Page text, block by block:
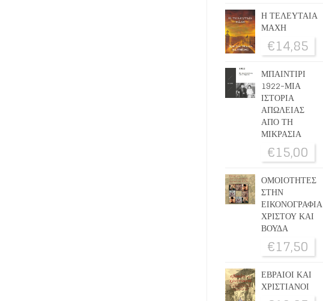
Η ΤΕΛΕΥΤΑΙΑ
ΜΑΧΗ
€14,85
ΜΠΑΙΝΤΙΡΙ
1922-ΜΙΑ
ΙΣΤΟΡΙΑ
ΑΠΩΛΕΙΑΣ
ΑΠΟ ΤΗ
ΜΙΚΡΑΣΙΑ
€15,00
ΟΜΟΙΟΤΗΤΕΣ
ΣΤΗΝ
ΕΙΚΟΝΟΓΡΑΦΙΑ
ΧΡΙΣΤΟΥ ΚΑΙ
ΒΟΥΔΑ
€17,50
ΕΒΡΑΙΟΙ ΚΑΙ
ΧΡΙΣΤΙΑΝΟΙ